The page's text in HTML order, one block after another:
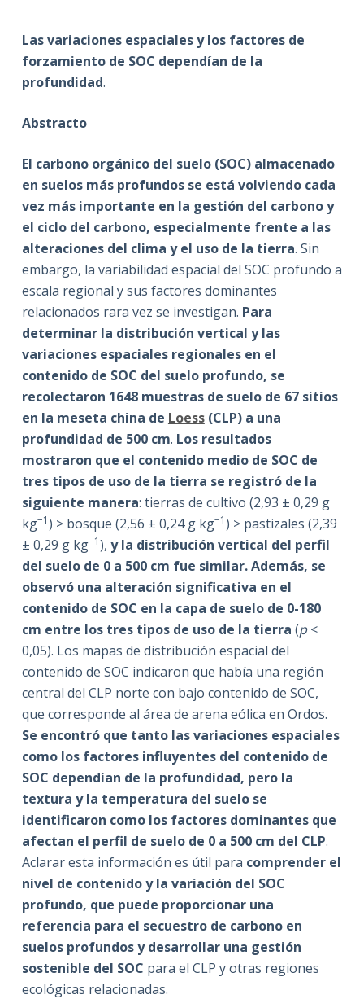
Las variaciones espaciales y los factores de
forzamiento de SOC dependían de la
profundidad.
Abstracto
El carbono orgánico del suelo (SOC) almacenado
en suelos más profundos se está volviendo cada
vez más importante en la gestión del carbono y
el ciclo del carbono, especialmente frente a las
alteraciones del clima y el uso de la tierra. Sin
embargo, la variabilidad espacial del SOC profundo a
escala regional y sus factores dominantes
relacionados rara vez se investigan. Para
determinar la distribución vertical y las
variaciones espaciales regionales en el
contenido de SOC del suelo profundo, se
recolectaron 1648 muestras de suelo de 67 sitios
en la meseta china de Loess(CLP) a una
profundidad de 500 cm. Los resultados
mostraron que el contenido medio de SOC de
tres tipos de uso de la tierra se registró de la
siguiente manera: tierras de cultivo (2,93 ± 0,29 g
kg−1) > bosque (2,56 ± 0,24 g kg−1) > pastizales (2,39
± 0,29 g kg−1), y la distribución vertical del perfil
del suelo de 0 a 500 cm fue similar. Además, se
observó una alteración significativa en el
contenido de SOC en la capa de suelo de 0-180
cm entre los tres tipos de uso de la tierra (p<
0,05). Los mapas de distribución espacial del
contenido de SOC indicaron que había una región
central del CLP norte con bajo contenido de SOC,
que corresponde al área de arena eólica en Ordos.
Se encontró que tanto las variaciones espaciales
como los factores influyentes del contenido de
SOC dependían de la profundidad, pero la
textura y la temperatura del suelo se
identificaron como los factores dominantes que
afectan el perfil de suelo de 0 a 500 cm del CLP.
Aclarar esta información es útil para comprender el
nivel de contenido y la variación del SOC
profundo, que puede proporcionar una
referencia para el secuestro de carbono en
suelos profundos y desarrollar una gestión
sostenible del SOC para el CLP y otras regiones
ecológicas relacionadas.